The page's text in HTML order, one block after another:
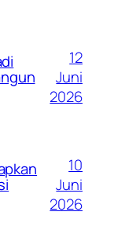
12
Juni
2026
10
Juni
2026